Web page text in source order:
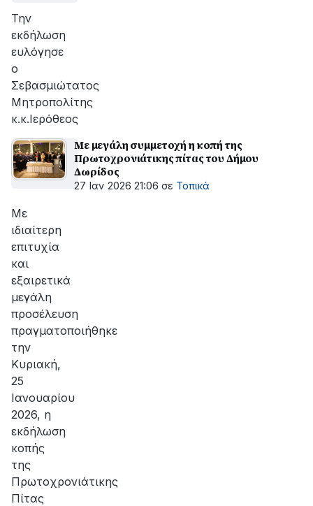
Την
εκδήλωση
ευλόγησε
ο
Σεβασμιώτατος
Μητροπολίτης
κ.κ.Ιερόθεος
Με μεγάλη συμμετοχή η κοπή της
Πρωτοχρονιάτικης πίτας του Δήμου
Δωρίδος
27 Ιαν 2026 21:06 σε Τοπικά
Με
ιδιαίτερη
επιτυχία
και
εξαιρετικά
μεγάλη
προσέλευση
πραγματοποιήθηκε
την
Κυριακή,
25
Ιανουαρίου
2026, η
εκδήλωση
κοπής
της
Πρωτοχρονιάτικης
Πίτας